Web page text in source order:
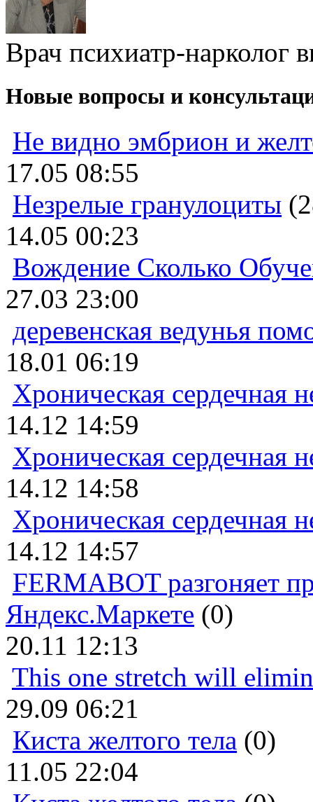
Врач психиатр-нарколог
Новые вопросы и
Не видно эмбрион и
17.05 08:55
Незрелые гранулоциты
14.05 00:23
Вождение Сколько
27.03 23:00
деревенская ведунья
18.01 06:19
Хроническая сердечная
14.12 14:59
Хроническая сердечная
14.12 14:58
Хроническая сердечная
14.12 14:57
FERMABOT разгоняет
Яндекс.Маркете (0)
20.11 12:13
This one stretch will
29.09 06:21
Киста желтого тела (0)
11.05 22:04